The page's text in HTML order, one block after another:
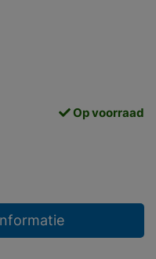
Op voorraad